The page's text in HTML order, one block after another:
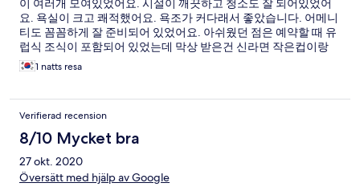
이 여러개 모여있었어요. 시설이 깨끗하고 청소도 잘 되어있었어
요. 욕실이 크고 쾌적했어요. 욕조가 커다래서 좋았습니다. 어메니
티도 꼼꼼하게 잘 준비되어 있었어요. 아쉬웠던 점은 예약할 때 유
럽식 조식이 포함되어 있었는데 막상 받은건 신라면 작은컵이랑
인스턴트 죽이었어요. 미리 안내가 없었고, 조식에 대해 여쭈어보
니 코로나때문에 식당운영을 안한다고 하시더라고요. 좀 당황스러
밤새 온풍기를 돌리려니 공기가 너무 건조해서 힘들었어요~
1 natts resa
Verifierad recension
8/10 Mycket bra
27 okt. 2020
Översätt med hjälp av Google